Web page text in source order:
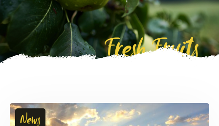
Fresh Fruits
News